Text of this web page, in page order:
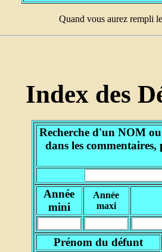
Quand vous aurez rempli
Index des
Recherche d'un NOM
dans les commentaires,
Année
mini
Année
maxi
Prénom du défunt